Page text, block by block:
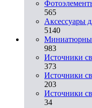
565
Аксессуары
5140
983
Источники
373
Источники
203
Источники
34